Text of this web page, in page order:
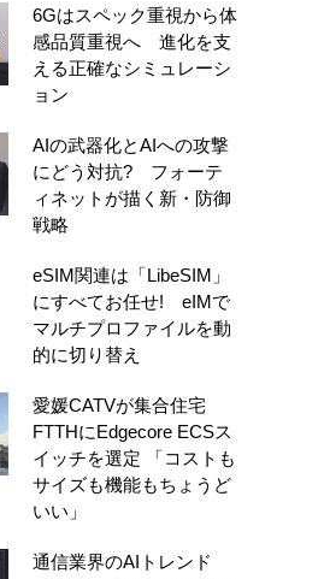
6Gはスペック重視から体
感品質重視へ 進化を支
える正確なシミュレーシ
ョン
AIの武器化とAIへの攻撃
にどう対抗? フォーテ
ィネットが描く新・防御
戦略
eSIM関連は「LibeSIM」
にすべてお任せ! eIMで
マルチプロファイルを動
的に切り替え
愛媛CATVが集合住宅
FTTHにEdgecore ECSス
イッチを選定 「コストも
サイズも機能もちょうど
いい」
通信業界のAIトレンド